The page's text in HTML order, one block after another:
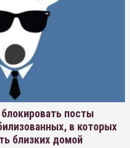
посты
в которых
близких домой